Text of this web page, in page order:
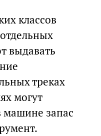
классов
выдавать
треках
могут
машине запас